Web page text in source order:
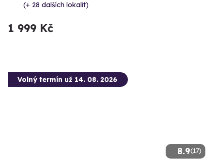
(+ 28 dalších lokalit)
1 999 Kč
8.9(17)
Volný termín už 14. 08. 2026